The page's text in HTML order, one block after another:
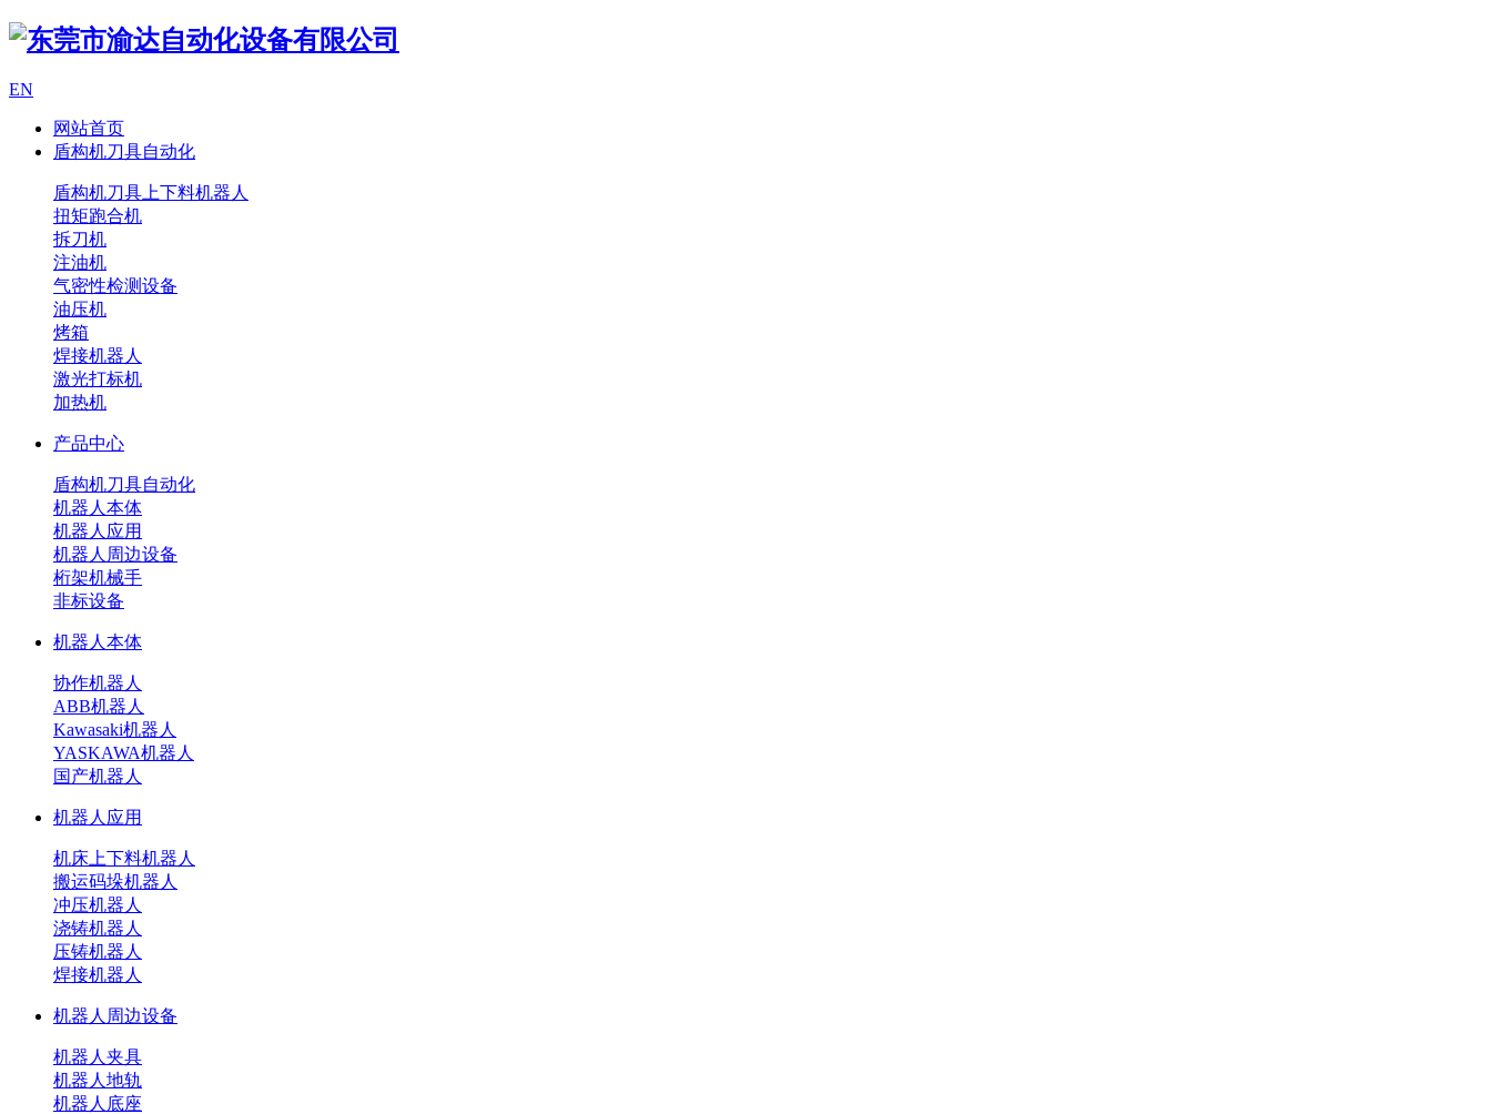
EN
网站首页
盾构机刀具自动化
盾构机刀具上下料机器人
扭矩跑合机
拆刀机
注油机
气密性检测设备
油压机
烤箱
焊接机器人
激光打标机
加热机
产品中心
盾构机刀具自动化
机器人本体
机器人应用
机器人周边设备
桁架机械手
非标设备
机器人本体
协作机器人
ABB机器人
Kawasaki机器人
YASKAWA机器人
国产机器人
机器人应用
机床上下料机器人
搬运码垛机器人
冲压机器人
浇铸机器人
压铸机器人
焊接机器人
机器人周边设备
机器人夹具
机器人地轨
机器人底座